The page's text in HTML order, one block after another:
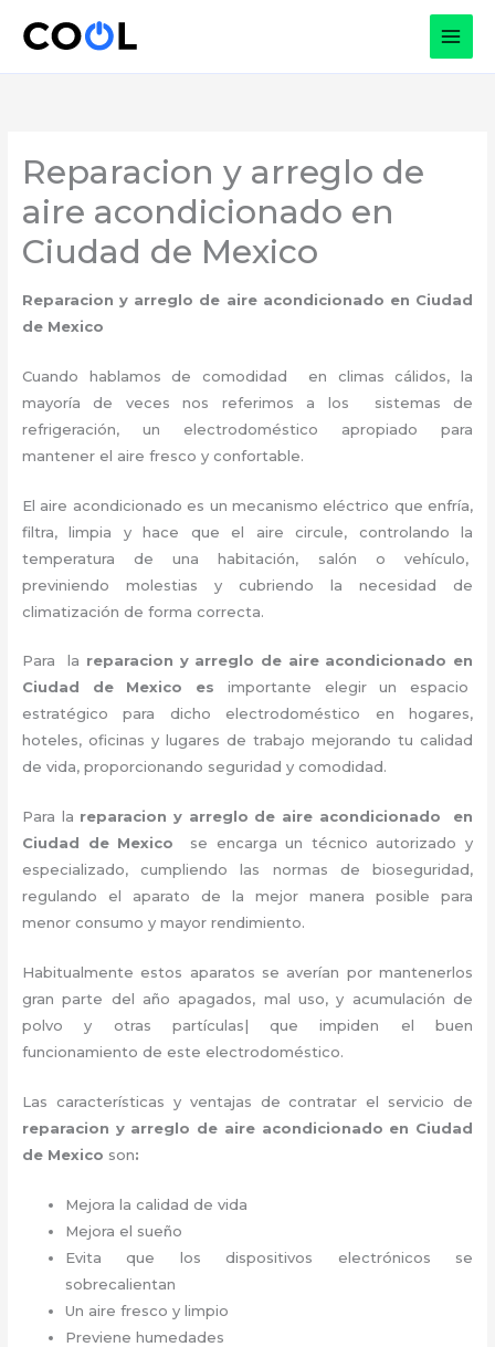
Reparacion y arreglo de
aire acondicionado en
Ciudad de Mexico
Reparacion y arreglo de aire acondicionado en Ciudad
de Mexico
Cuando hablamos de comodidad en climas cálidos, la
mayoría de veces nos referimos a los sistemas de
refrigeración, un electrodoméstico apropiado para
mantener el aire fresco y confortable.
El aire acondicionado es un mecanismo eléctrico que enfría,
filtra, limpia y hace que el aire circule, controlando la
temperatura de una habitación, salón o vehículo,
previniendo molestias y cubriendo la necesidad de
climatización de forma correcta.
Para la reparacion y arreglo de aire acondicionado en
Ciudad de Mexico es importante
elegir un espacio
estratégico para dicho electrodoméstico en hogares,
hoteles, oficinas y lugares de trabajo mejorando tu calidad
de vida, proporcionando seguridad y comodidad.
Para la reparacion y arreglo de aire acondicionado en
Ciudad de Mexico
se encarga un técnico autorizado y
especializado, cumpliendo las normas de bioseguridad,
regulando el aparato de la mejor manera posible para
menor consumo y mayor rendimiento.
Habitualmente estos aparatos se averían por mantenerlos
gran parte del año apagados, mal uso, y acumulación de
polvo y otras partículas| que impiden el buen
funcionamiento de este electrodoméstico.
Las características y ventajas de contratar el servicio de
reparacion y arreglo de aire acondicionado en Ciudad
de Mexico son:
Mejora la calidad de vida
Mejora el sueño
Evita que los dispositivos electrónicos se
sobrecalientan
Un aire fresco y limpio
Previene humedades